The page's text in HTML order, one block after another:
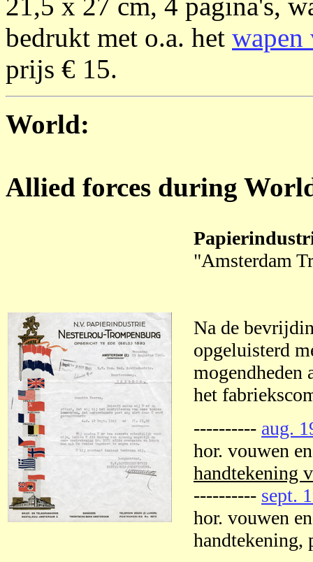
bedrukt met o.a. het
prijs € 15.
World:
Allied forces during
"Amsterdam
Na de
opgeluisterd
mogendheden
het
---------- aug.
hor. vouwen
handtekening
---------- sept.
hor. vouwen
handtekening,